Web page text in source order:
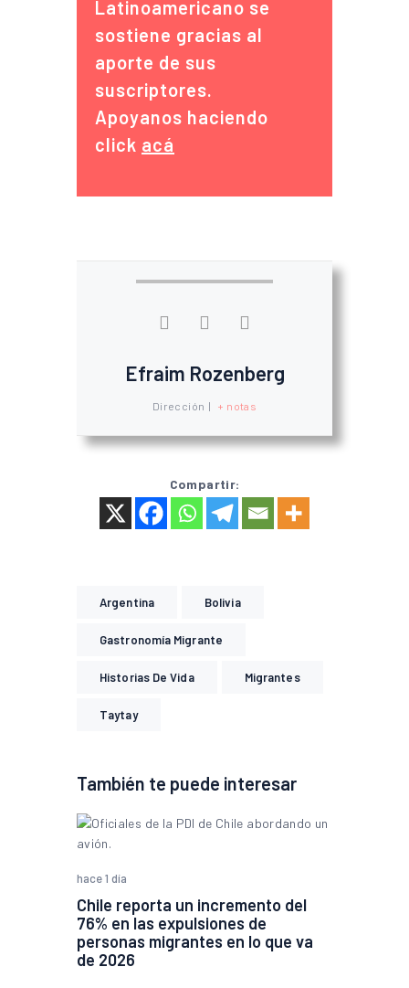
Latinoamericano se
sostiene gracias al
aporte de sus
suscriptores.
Apoyanos haciendo
click acá
Efraim Rozenberg
Dirección | + notas
Compartir:
Argentina Bolivia
Gastronomía Migrante
Historias De Vida Migrantes
Taytay
También te puede interesar
hace 1 día
Chile reporta un incremento del
76% en las expulsiones de
personas migrantes en lo que va
de 2026